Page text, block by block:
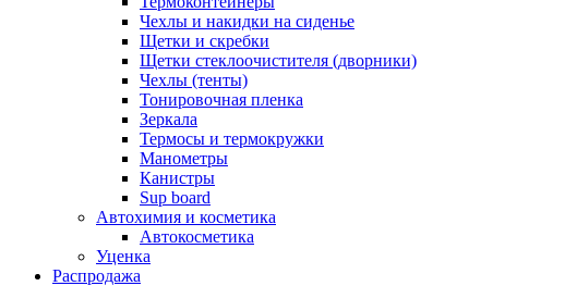
Чехлы и накидки на сиденье
Щетки и скребки
Щетки стеклоочистителя (дворники)
Чехлы (тенты)
Тонировочная пленка
Зеркалa
Термосы и термокружки
Манометры
Канистры
Sup board
Автохимия и косметика
Автокосметика
Уценка
Распродажа